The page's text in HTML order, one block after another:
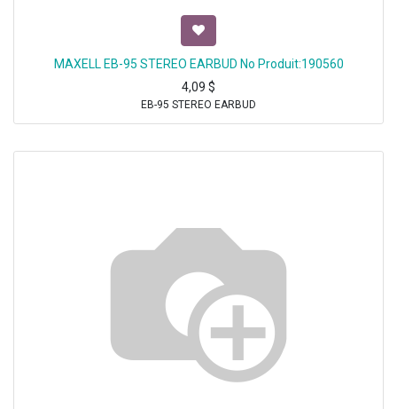
MAXELL EB-95 STEREO EARBUD No Produit:190560
4,09 $
EB-95 STEREO EARBUD